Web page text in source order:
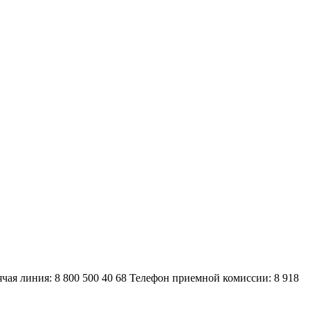
линия: 8 800 500 40 68 Телефон приемной комиссии: 8 918